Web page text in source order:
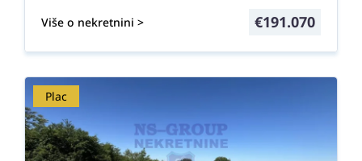
Više o nekretnini > €191.070
Plac